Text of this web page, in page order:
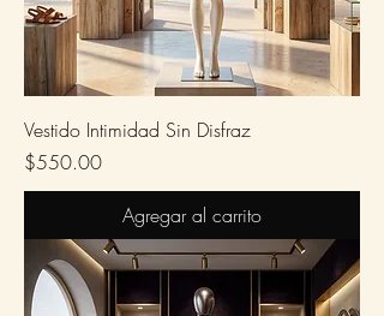
Vestido Intimidad Sin Disfraz
Precio
$550.00
Agregar al carrito